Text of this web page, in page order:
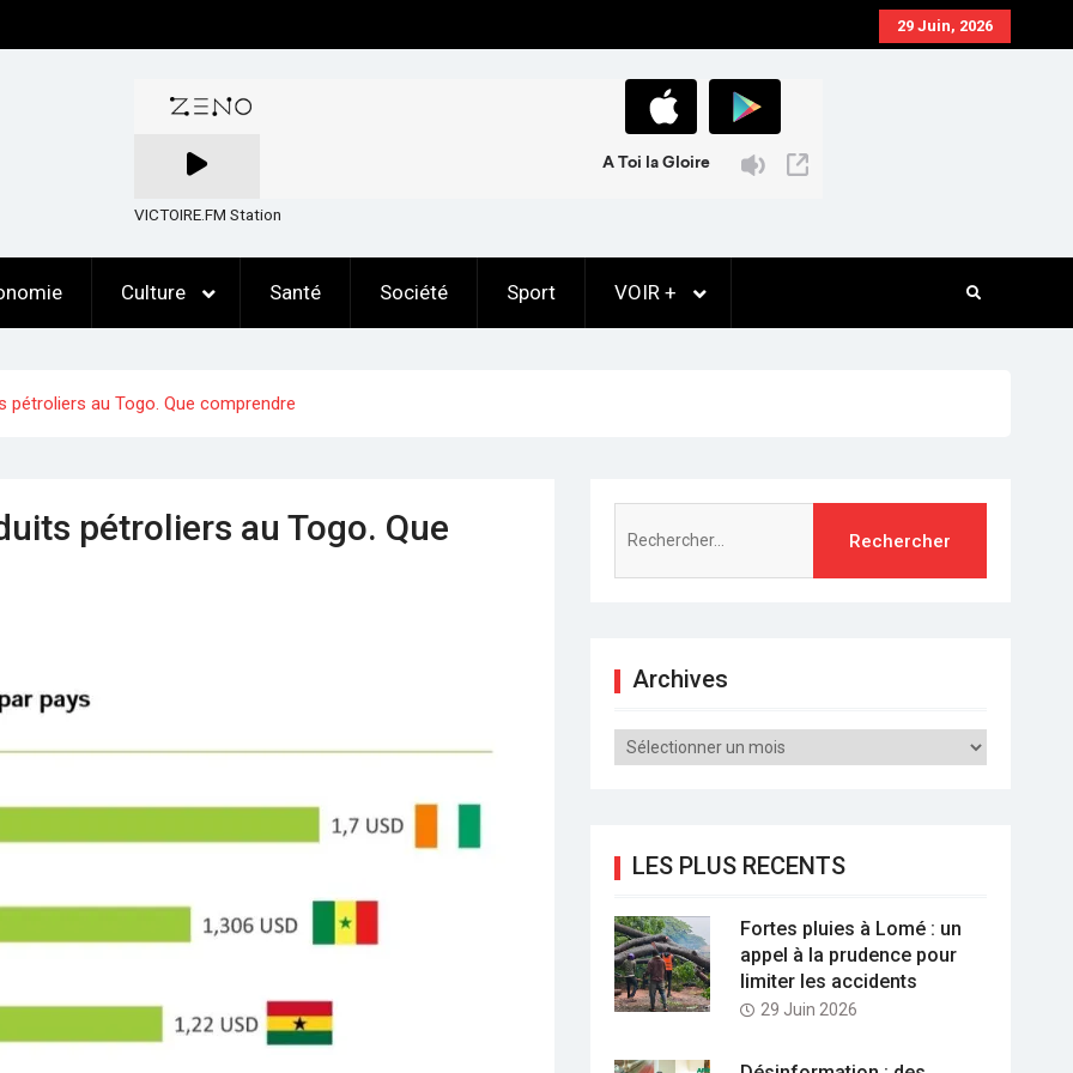
29 Juin, 2026
VICTOIRE.FM Station
Culture Santé Société Sport VOIR +
pétroliers au Togo. Que comprendre
pétroliers au Togo. Que
Archives
Archives
LES PLUS RECENTS
Fortes pluies à Lomé : un
appel à la prudence pour
limiter les accidents
29 Juin 2026